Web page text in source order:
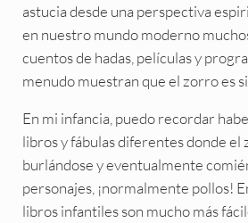
astucia desde una perspectiva
en nuestro mundo moderno
cuentos de hadas, películas y
menudo muestran que el zorro es
En mi infancia, puedo recordar
libros y fábulas diferentes donde
burlándose y eventualmente
personajes, ¡normalmente pollos!
libros infantiles son mucho más